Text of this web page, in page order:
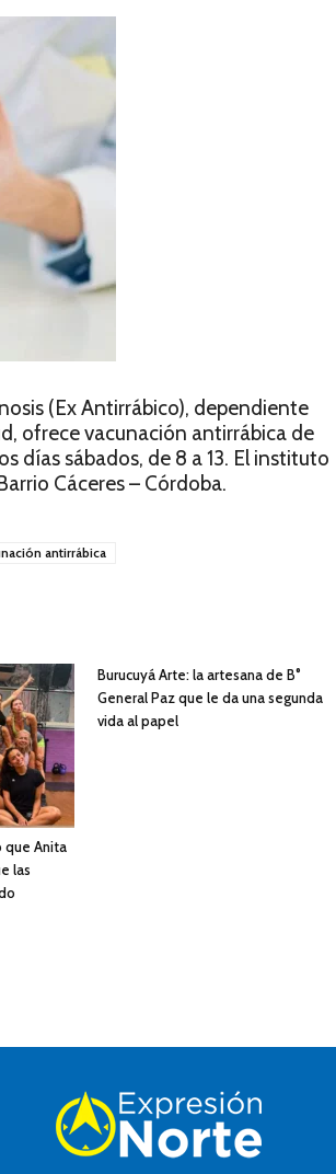
(Ex Antirrábico), dependiente
ofrece vacunación antirrábica de
días sábados, de 8 a 13. El instituto
Cáceres – Córdoba.
antirrábica
que Anita
las
Burucuyá Arte: la artesana de B°
General Paz que le da una segunda
vida al papel